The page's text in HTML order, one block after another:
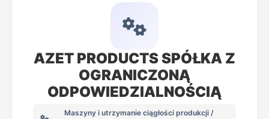
AZET PRODUCTS SPÓŁKA Z
OGRANICZONĄ
ODPOWIEDZIALNOŚCIĄ
Maszyny i utrzymanie ciągłości produkcji /